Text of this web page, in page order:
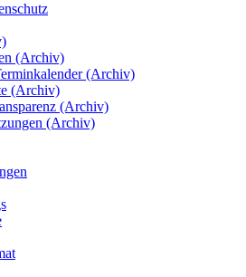
(Archiv)
(Archiv)
(Archiv)
(Archiv)
(Archiv)